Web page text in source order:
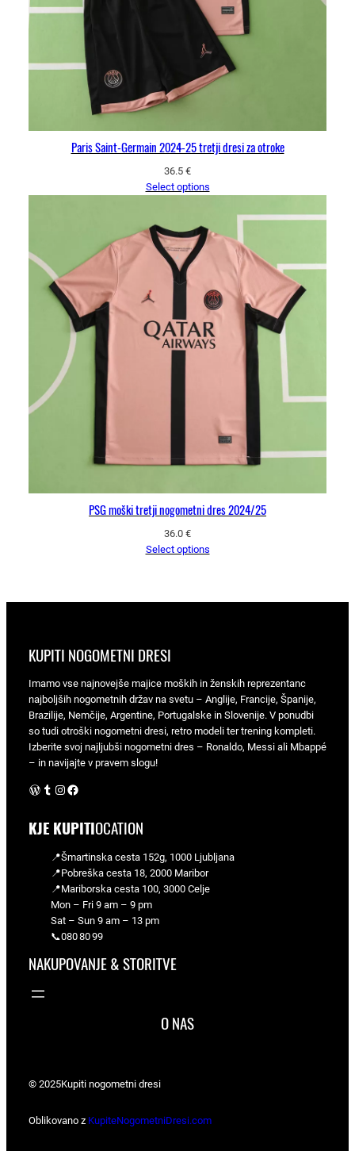
Paris Saint-Germain 2024-25 tretji dresi za otroke
36.5 €
Select options
PSG moški tretji nogometni dres 2024/25
36.0 €
Select options
KUPITI NOGOMETNI DRESI
Imamo vse najnovejše majice moških in ženskih reprezentanc
najboljših nogometnih držav na svetu – Anglije, Francije, Španije,
Brazilije, Nemčije, Argentine, Portugalske in Slovenije. V ponudbi
so tudi otroški nogometni dresi, retro modeli ter trening kompleti.
Izberite svoj najljubši nogometni dres – Ronaldo, Messi ali Mbappé
– in navijajte v pravem slogu!
WordPress Instagram Facebook
KJE KUPITIOCATION
📍Šmartinska cesta 152g, 1000 Ljubljana
📍Pobreška cesta 18, 2000 Maribor
📍Mariborska cesta 100, 3000 Celje
Mon – Fri 9 am – 9 pm
Sat – Sun 9 am – 13 pm
📞080 80 99
NAKUPOVANJE & STORITVE
O NAS
© 2025Kupiti nogometni dresi
Oblikovano z KupiteNogometniDresi.com